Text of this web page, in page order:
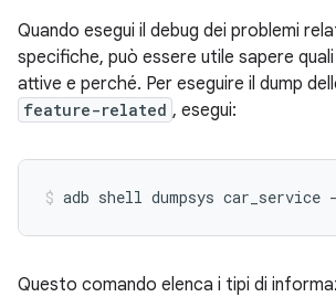
Quando esegui il debug dei problemi
specifiche, può essere utile sapere
attive e perché. Per eseguire il dump
feature-related , esegui:
Questo comando elenca i tipi di